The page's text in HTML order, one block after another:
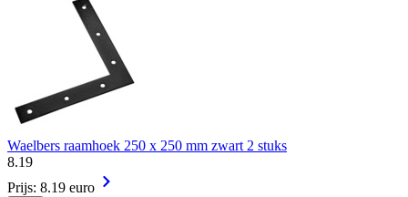
Waelbers raamhoek 250 x 250 mm zwart 2 stuks
8.19
Prijs: 8.19 euro